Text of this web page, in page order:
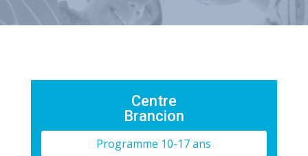
Centre
Brancion
Programme 10-17 ans